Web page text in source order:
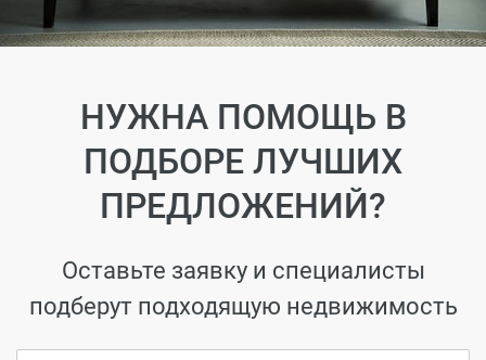
НУЖНА ПОМОЩЬ В
ПОДБОРЕ ЛУЧШИХ
ПРЕДЛОЖЕНИЙ?
Оставьте заявку и специалисты
подберут подходящую недвижимость